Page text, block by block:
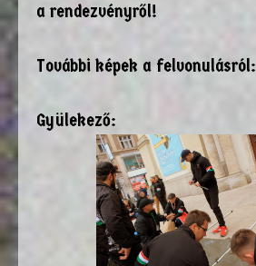
a rendezvényről!
További képek a felvonulásról:
Gyülekező: